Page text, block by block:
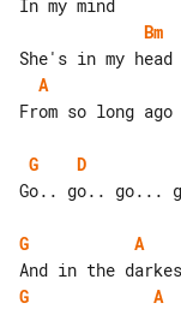
Bm
A
From so long ago
G D
Go.. go.. go...
G
A
G
A